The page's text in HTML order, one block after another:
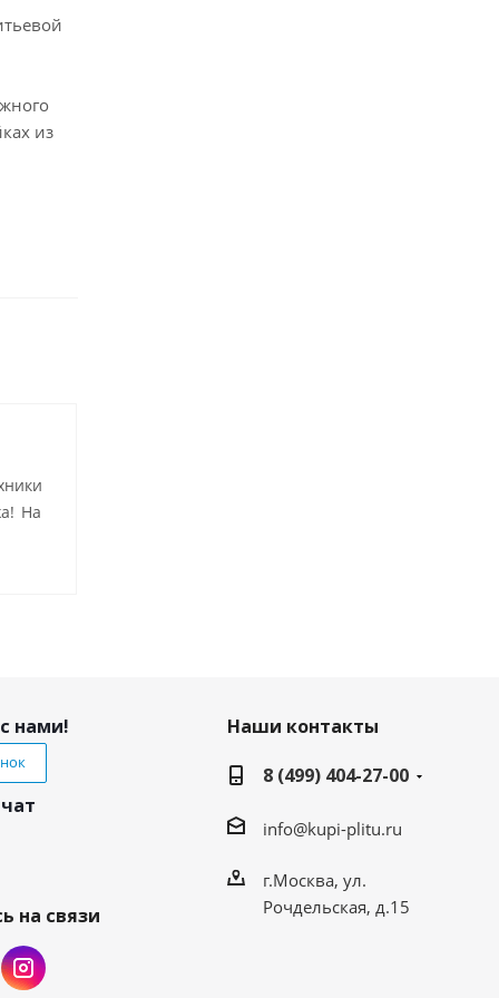
из
На
нами!
на связи
Наши контакты
8 (499) 404-27-00
info@kupi-plitu.ru
г.Москва, ул.
Рочдельская, д.15